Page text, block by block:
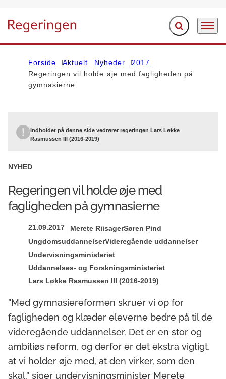
Gå til forsiden Fold søgefelt ud
Menu
Forside Aktuelt Nyheder
2017
Regeringen vil holde øje med fagligheden på
gymnasierne
Indholdet på denne side vedrører regeringen Lars Løkke
Rasmussen III (2016-2019)
NYHED
Regeringen vil holde øje med
fagligheden på gymnasierne
21.09.2017 Merete RiisagerSøren Pind
UngdomsuddannelserVideregående uddannelser
Undervisningsministeriet
Uddannelses- og Forskningsministeriet
Lars Løkke Rasmussen III (2016-2019)
”Med gymnasiereformen skruer vi op for
fagligheden og klæder eleverne bedre på til de
videregående uddannelser. Det er en stor og
ambitiøs reform, og derfor er det ekstra vigtigt,
at vi holder øje med, at den virker, som den
skal,” siger undervisningsminister Merete